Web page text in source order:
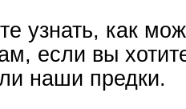
узнать, как
если вы
наши предки.